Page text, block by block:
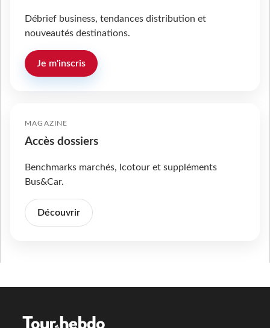
Débrief business, tendances distribution et
nouveautés destinations.
Je m'inscris
MAGAZINE
Accès dossiers
Benchmarks marchés, Icotour et suppléments
Bus&Car.
Découvrir